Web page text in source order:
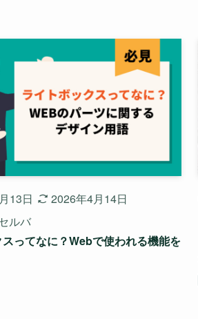
13日
2026年4月14日
ルバ
ってなに？Webで使われる機能を